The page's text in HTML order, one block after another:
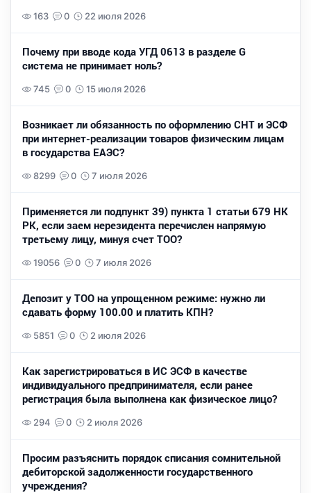
163 0 22 июля 2026
Почему при вводе кода УГД 0613 в разделе G
система не принимает ноль?
745 0 15 июля 2026
Возникает ли обязанность по оформлению СНТ и ЭСФ
при интернет-реализации товаров физическим лицам
в государства ЕАЭС?
8299 0 7 июля 2026
Применяется ли подпункт 39) пункта 1 статьи 679 НК
РК, если заем нерезидента перечислен напрямую
третьему лицу, минуя счет ТОО?
19056 0 7 июля 2026
Депозит у ТОО на упрощенном режиме: нужно ли
сдавать форму 100.00 и платить КПН?
5851 0 2 июля 2026
Как зарегистрироваться в ИС ЭСФ в качестве
индивидуального предпринимателя, если ранее
регистрация была выполнена как физическое лицо?
294 0 2 июля 2026
Просим разъяснить порядок списания сомнительной
дебиторской задолженности государственного
учреждения?